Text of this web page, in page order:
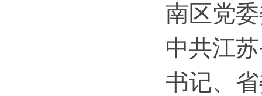
南区党
中共江
书记、